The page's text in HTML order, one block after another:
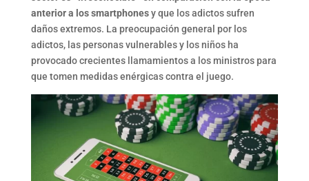
anterior a los smartphonesy que los adictos sufren
daños extremos. La preocupación general por los
adictos, las personas vulnerables y los niños ha
provocado crecientes llamamientos a los ministros para
que tomen medidas enérgicas contra el juego.